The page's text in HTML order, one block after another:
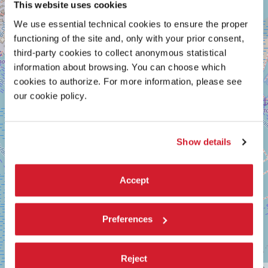
This website uses cookies
We use essential technical cookies to ensure the proper
functioning of the site and, only with your prior consent,
third-party cookies to collect anonymous statistical
information about browsing. You can choose which
cookies to authorize. For more information, please see
our cookie policy.
Show details
Accept
Preferences
Reject
GIARDINI